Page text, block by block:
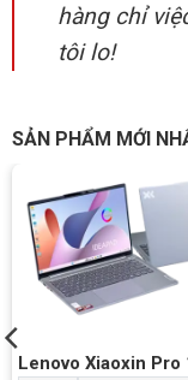
hàng chỉ
tôi lo!
SẢN PHẨM MỚI
Lenovo Xiaoxin Pro